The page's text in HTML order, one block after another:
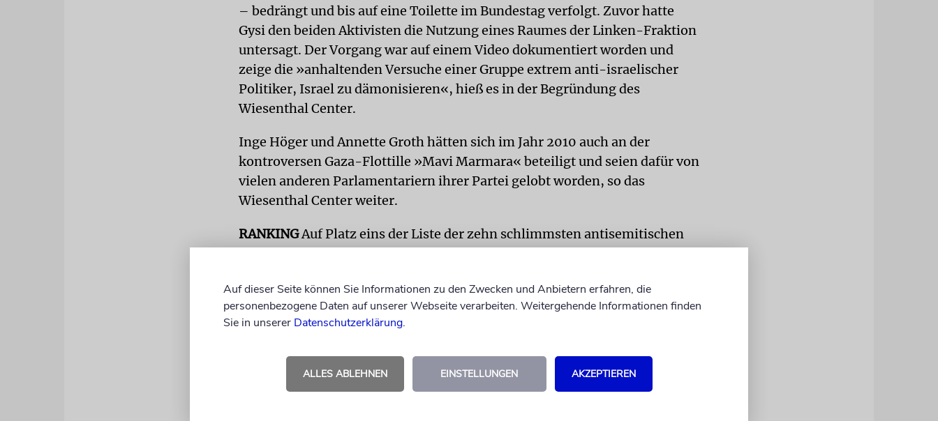
– bedrängt und bis auf eine Toilette im Bundestag verfolgt. Zuvor hatte
Gysi den beiden Aktivisten die Nutzung eines Raumes der Linken-Fraktion
untersagt. Der Vorgang war auf einem Video dokumentiert worden und
zeige die »anhaltenden Versuche einer Gruppe extrem anti-israelischer
Politiker, Israel zu dämonisieren«, hieß es in der Begründung des
Wiesenthal Center.
Inge Höger und Annette Groth hätten sich im Jahr 2010 auch an der
kontroversen Gaza-Flottille »Mavi Marmara« beteiligt und seien dafür von
vielen anderen Parlamentariern ihrer Partei gelobt worden, so das
Wiesenthal Center weiter.
RANKINGAuf Platz eins der Liste der zehn schlimmsten antisemitischen
Er hatte sich geweigert, einer 90-jährigen Jüdin mit gebrochener Rippe zu
helfen. Als der Sohn der alten Dame bei einer medizinischen Hotline anrief
und den Fall schilderte, hatte der Arzt gesagt: »Schick sie für ein paar
Auf dieser Seite können Sie Informationen zu den Zwecken und Anbietern erfahren, die
personenbezogene Daten auf unserer Webseite verarbeiten. Weitergehende Informationen finden
Sie in unserer Datenschutzerklärung.
ALLES ABLEHNEN EINSTELLUNGEN AKZEPTIEREN